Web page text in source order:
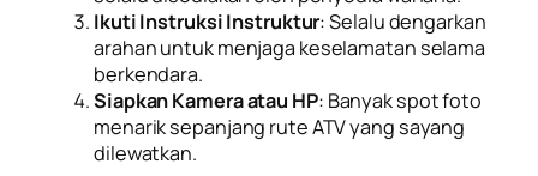
Ikuti Instruksi Instruktur: Selalu dengarkan
arahan untuk menjaga keselamatan selama
berkendara.
Siapkan Kamera atau HP: Banyak spot foto
menarik sepanjang rute ATV yang sayang
dilewatkan.